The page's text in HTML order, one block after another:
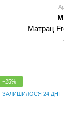
Матрац
−25%
ЗАЛИШИЛОСЯ 24 ДНІ